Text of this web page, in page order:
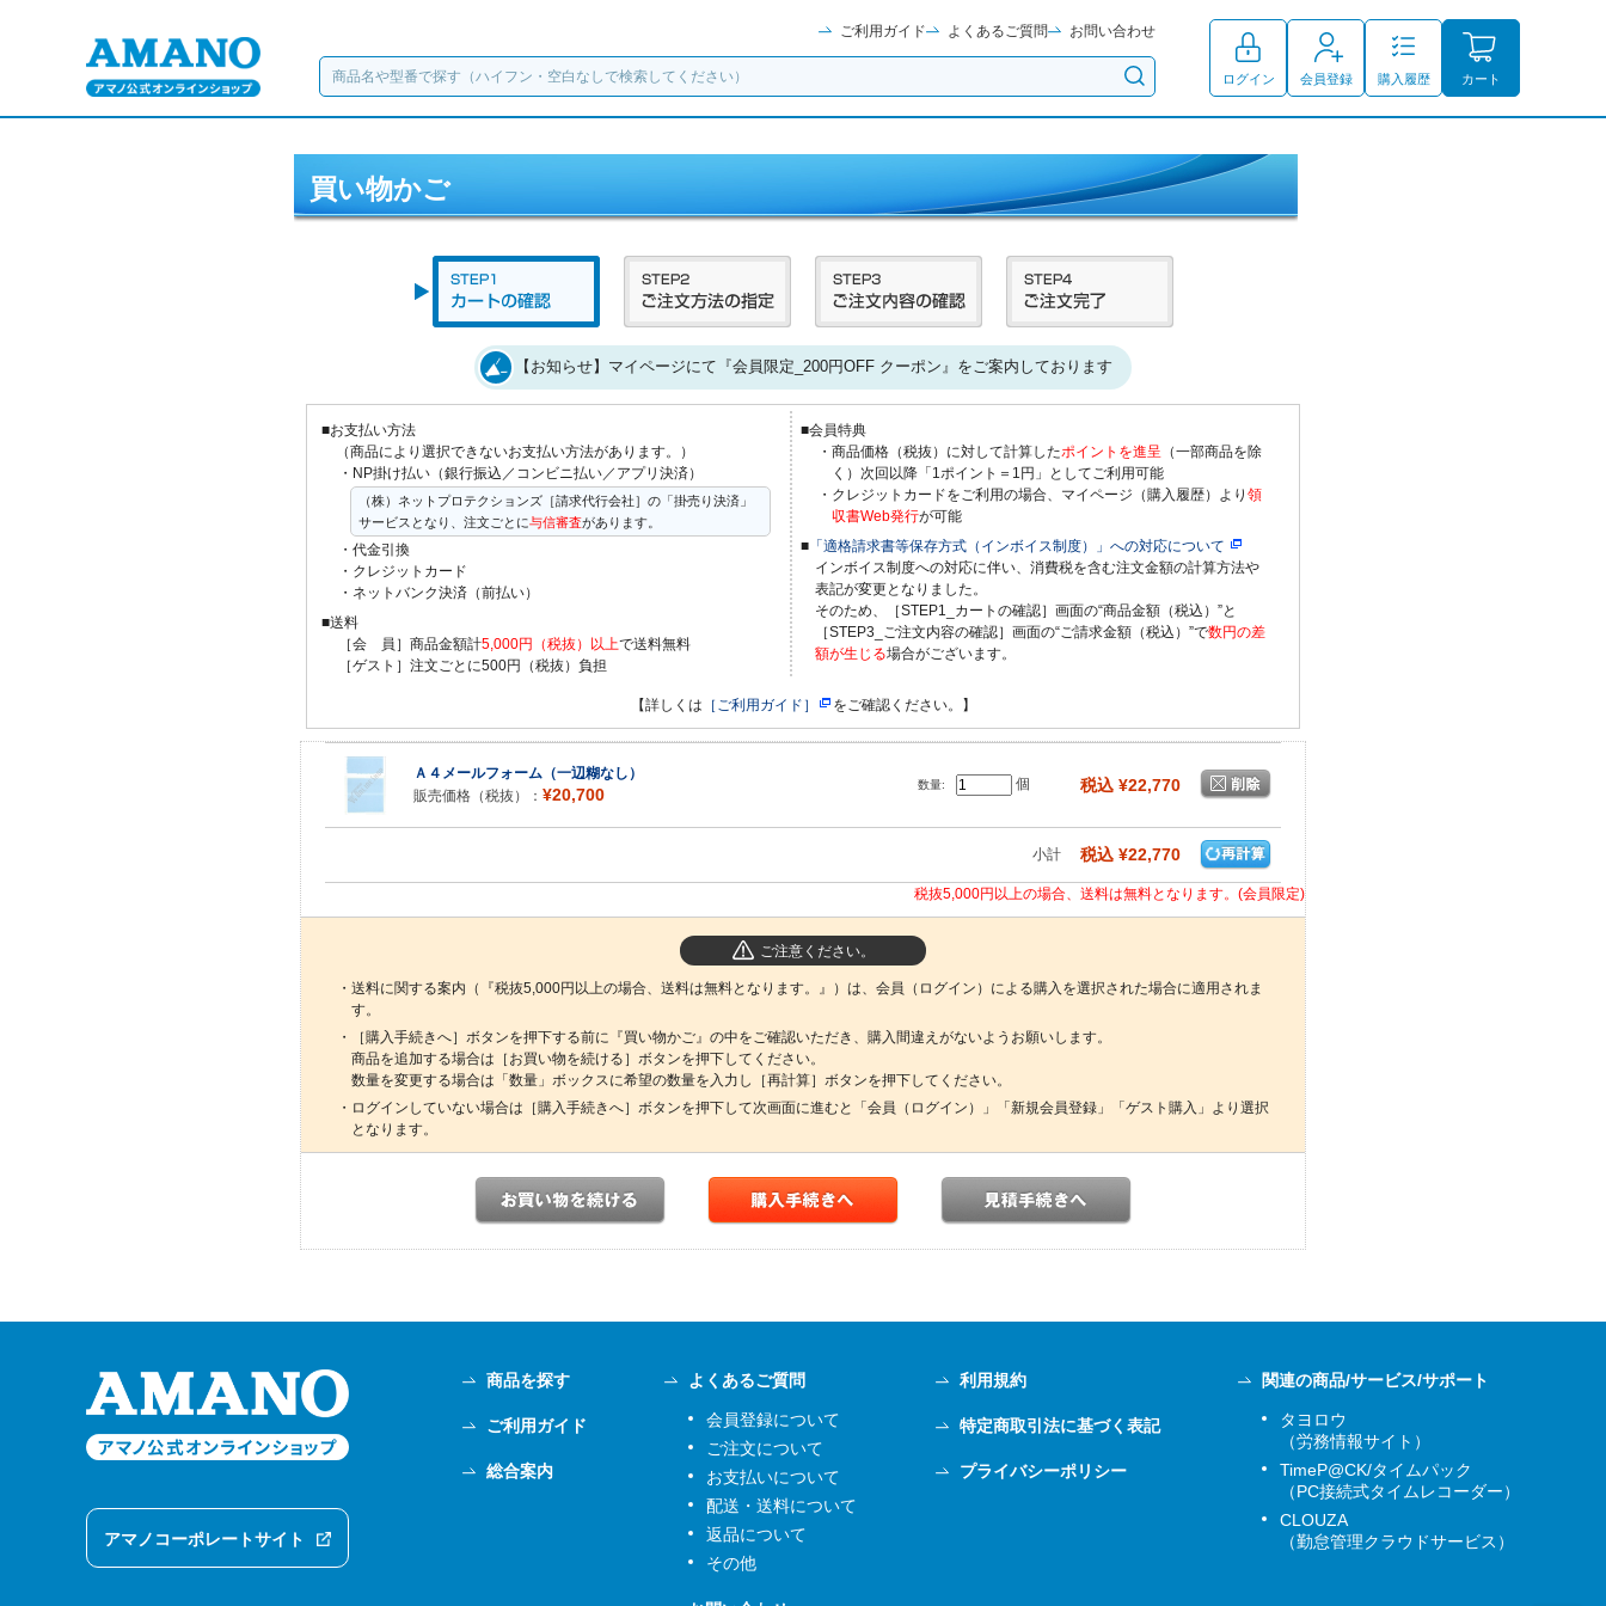
ご利用ガイド よくあるご質問 お問い合わせ
ログイン 会員登録 購入履歴 カート
買い物かご
【お知らせ】マイページにて『会員限定_200円OFF クーポン』をご案内しております
■お支払い方法
（商品により選択できないお支払い方法があります。）
・NP掛け払い（銀行振込／コンビニ払い／アプリ決済）
（株）ネットプロテクションズ［請求代行会社］の「掛売り決済」
サービスとなり、注文ごとに与信審査があります。
・代金引換
・クレジットカード
・ネットバンク決済（前払い）
■送料
［会 員］商品金額計5,000円（税抜）以上で送料無料
［ゲスト］注文ごとに500円（税抜）負担
■会員特典
・商品価格（税抜）に対して計算したポイントを進呈 （一部商品を除
く）次回以降「1ポイント＝1円」としてご利用可能
・クレジットカードをご利用の場合、マイページ（購入履歴）より 領
収書Web発行が可能
■ 「適格請求書等保存方式（インボイス制度）」への対応について
インボイス制度への対応に伴い、消費税を含む注文金額の計算方法や
表記が変更となりました。
そのため、［STEP1_カートの確認］画面の“商品金額（税込）”と
［STEP3_ご注文内容の確認］画面の“ご請求金額（税込）”で数円の差
額が生じる場合がございます。
【詳しくは ［ご利用ガイド］ をご確認ください。】
Ａ４メールフォーム（一辺糊なし）
販売価格（税抜）： ¥20,700
数量: 個 税込 ¥22,770
小計 税込 ¥22,770
税抜5,000円以上の場合、送料は無料となります。(会員限定)
ご注意ください。
・送料に関する案内（『税抜5,000円以上の場合、送料は無料となります。』）は、会員（ログイン）による購入を選択された場合に適用されま
す。
・［購入手続きへ］ボタンを押下する前に『買い物かご』の中をご確認いただき、購入間違えがないようお願いします。
商品を追加する場合は［お買い物を続ける］ボタンを押下してください。
数量を変更する場合は「数量」ボックスに希望の数量を入力し［再計算］ボタンを押下してください。
・ログインしていない場合は［購入手続きへ］ボタンを押下して次画面に進むと「会員（ログイン）」「新規会員登録」「ゲスト購入」より選択
となります。
アマノコーポレートサイト
商品を探す
ご利用ガイド
総合案内
よくあるご質問
会員登録について
ご注文について
お支払いについて
配送・送料について
返品について
その他
利用規約
特定商取引法に基づく表記
プライバシーポリシー
関連の商品/サービス/サポート
タヨロウ
（労務情報サイト）
TimeP@CK/タイムパック
（PC接続式タイムレコーダー）
CLOUZA
（勤怠管理クラウドサービス）